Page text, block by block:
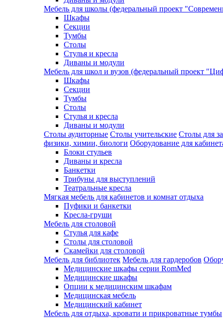
Мебель для школы (федеральный проект
Шкафы
Секции
Тумбы
Столы
Стулья и кресла
Диваны и модули
Мебель для школ и вузов (федеральный проект
Шкафы
Секции
Тумбы
Столы
Стулья и кресла
Диваны и модули
Столы аудиторные Столы учительские Столы для
физики, химии, биологи Оборудование для
Блоки стульев
Диваны и кресла
Банкетки
Трибуны для выступлений
Театральные кресла
Мягкая мебель для кабинетов и комнат отдыха
Пуфики и банкетки
Кресла-груши
Мебель для столовой
Cтулья для кафе
Cтолы для столовой
Скамейки для столовой
Мебель для библиотек Мебель для гардеробов
Медицинские шкафы серии RomMed
Медицинские шкафы
Опции к медицинским шкафам
Медицинская мебель
Медицинский кабинет
Мебель для отдыха, кровати и прикроватные тумбы